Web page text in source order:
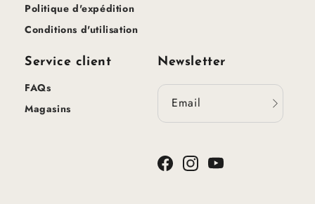
Politique d'expédition
Conditions d'utilisation
Service client
FAQs
Magasins
Newsletter
Email
FacebookInstagramYouTube